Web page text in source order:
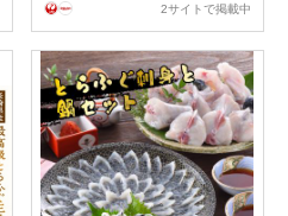
2サイトで掲載中